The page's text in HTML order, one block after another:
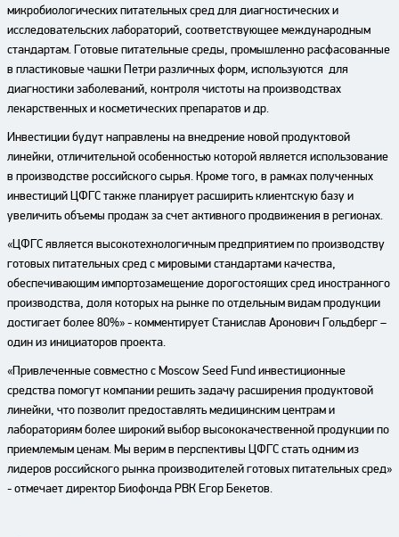
микробиологических питательных сред для диагностических и
исследовательских лабораторий, соответствующее международным
стандартам. Готовые питательные среды, промышленно расфасованные
в пластиковые чашки Петри различных форм, используются для
диагностики заболеваний, контроля чистоты на производствах
лекарственных и косметических препаратов и др.
Инвестиции будут направлены на внедрение новой продуктовой
линейки, отличительной особенностью которой является использование
в производстве российского сырья. Кроме того, в рамках полученных
инвестиций ЦФГС также планирует расширить клиентскую базу и
увеличить объемы продаж за счет активного продвижения в регионах.
«ЦФГС является высокотехнологичным предприятием по производству
готовых питательных сред с мировыми стандартами качества,
обеспечивающим импортозамещение дорогостоящих сред иностранного
производства, доля которых на рынке по отдельным видам продукции
достигает более 80%» - комментирует Станислав Аронович Гольдберг –
один из инициаторов проекта.
«Привлеченные совместно с Moscow Seed Fund инвестиционные
средства помогут компании решить задачу расширения продуктовой
линейки, что позволит предоставлять медицинским центрам и
лабораториям более широкий выбор высококачественной продукции по
приемлемым ценам. Мы верим в перспективы ЦФГС стать одним из
лидеров российского рынка производителей готовых питательных сред»
- отмечает директор Биофонда РВК Егор Бекетов.